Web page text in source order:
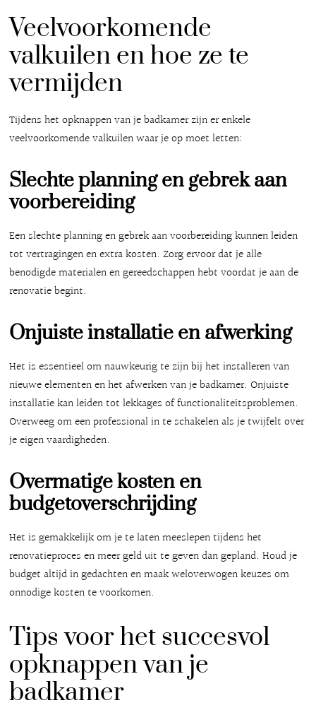
Veelvoorkomende
valkuilen en hoe ze te
vermijden
Tijdens het opknappen van je badkamer zijn er enkele
veelvoorkomende valkuilen waar je op moet letten:
Slechte planning en gebrek aan
voorbereiding
Een slechte planning en gebrek aan voorbereiding kunnen leiden
tot vertragingen en extra kosten. Zorg ervoor dat je alle
benodigde materialen en gereedschappen hebt voordat je aan de
renovatie begint.
Onjuiste installatie en afwerking
Het is essentieel om nauwkeurig te zijn bij het installeren van
nieuwe elementen en het afwerken van je badkamer. Onjuiste
installatie kan leiden tot lekkages of functionaliteitsproblemen.
Overweeg om een professional in te schakelen als je twijfelt over
je eigen vaardigheden.
Overmatige kosten en
budgetoverschrijding
Het is gemakkelijk om je te laten meeslepen tijdens het
renovatieproces en meer geld uit te geven dan gepland. Houd je
budget altijd in gedachten en maak weloverwogen keuzes om
onnodige kosten te voorkomen.
Tips voor het succesvol
opknappen van je
badkamer